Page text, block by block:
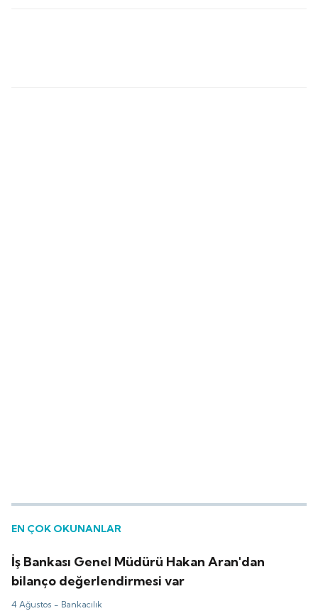
EN ÇOK OKUNANLAR
İş Bankası Genel Müdürü Hakan Aran'dan
bilanço değerlendirmesi var
4 Ağustos - Bankacılık